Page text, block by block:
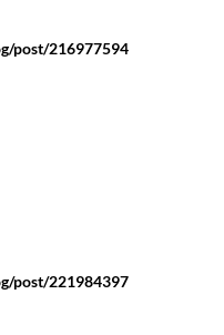
post/216977594
post/221984397